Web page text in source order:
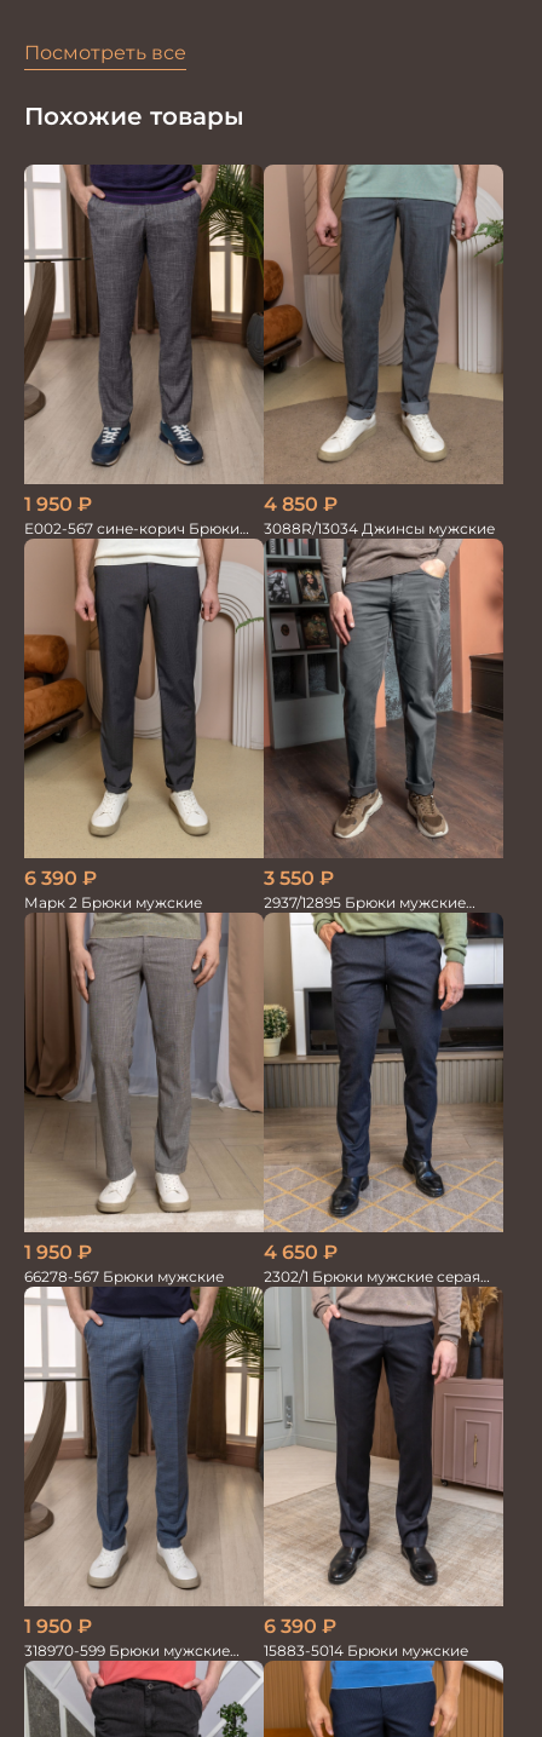
Посмотреть все
Похожие товары
1 950 ₽
Е002-567 сине-корич Брюки
мужские
4 850 ₽
3088R/13034 Джинсы мужские
6 390 ₽
Марк 2 Брюки мужские
3 550 ₽
2937/12895 Брюки мужские
RUBY серые
1 950 ₽
66278-567 Брюки мужские
4 650 ₽
2302/1 Брюки мужские серая
елка
1 950 ₽
318970-599 Брюки мужские
серо-голубые
6 390 ₽
15883-5014 Брюки мужские